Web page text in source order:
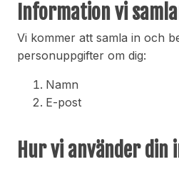
Information vi
Vi kommer att samla in och
personuppgifter om dig:
Namn
E-post
Hur vi använder